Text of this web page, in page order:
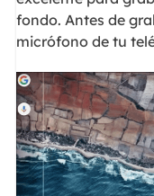
fondo. Antes de
micrófono de tu